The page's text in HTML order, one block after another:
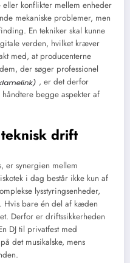
konflikter mellem enheder
mekaniske problemer, men
En tekniker skal kunne
verden, hvilket kræver
med, at producenterne
der søger professionel
, er det derfor
begge aspekter af
drift
er synergien mellem
i dag består ikke kun af
lysstyringsenheder,
Hvis bare én del af kæden
Derfor er driftssikkerheden
DJ til privatfest med
det musikalske, mens